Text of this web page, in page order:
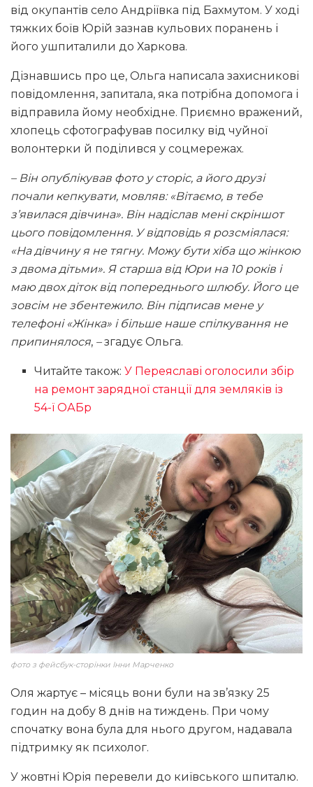
від окупантів село Андріївка під Бахмутом. У ході
тяжких боїв Юрій зазнав кульових поранень і
його ушпиталили до Харкова.
Дізнавшись про це, Ольга написала захисникові
повідомлення, запитала, яка потрібна допомога і
відправила йому необхідне. Приємно вражений,
хлопець сфотографував посилку від чуйної
волонтерки й поділився у соцмережах.
– Він опублікував фото у сторіс, а його друзі
почали кепкувати, мовляв: «Вітаємо, в тебе
з’явилася дівчина». Він надіслав мені скріншот
цього повідомлення. У відповідь я розсміялася:
«На дівчину я не тягну. Можу бути хіба що жінкою
з двома дітьми». Я старша від Юри на 10 років і
маю двох діток від попереднього шлюбу. Його це
зовсім не збентежило. Він підписав мене у
телефоні «Жінка» і більше наше спілкування не
припинялося, –згадує Ольга.
Читайте також:У Переяславі оголосили збір
на ремонт зарядної станції для земляків із
54-ї ОАБр
фото з фейсбук-сторінки Інни Марченко
Оля жартує – місяць вони були на зв’язку 25
годин на добу 8 днів на тиждень. При чому
спочатку вона була для нього другом, надавала
підтримку як психолог.
У жовтні Юрія перевели до київського шпиталю.